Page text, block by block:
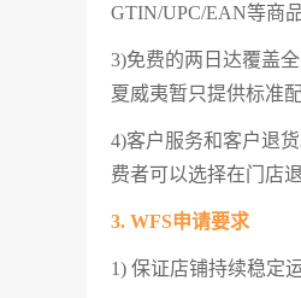
GTIN/UPC/EAN等商
3)免费的两日达覆盖
夏威夷暂只提供标准
4)客户服务和客户退
费者可以选择在门店
3. WFS申请要求
1) 保证店铺持续稳定